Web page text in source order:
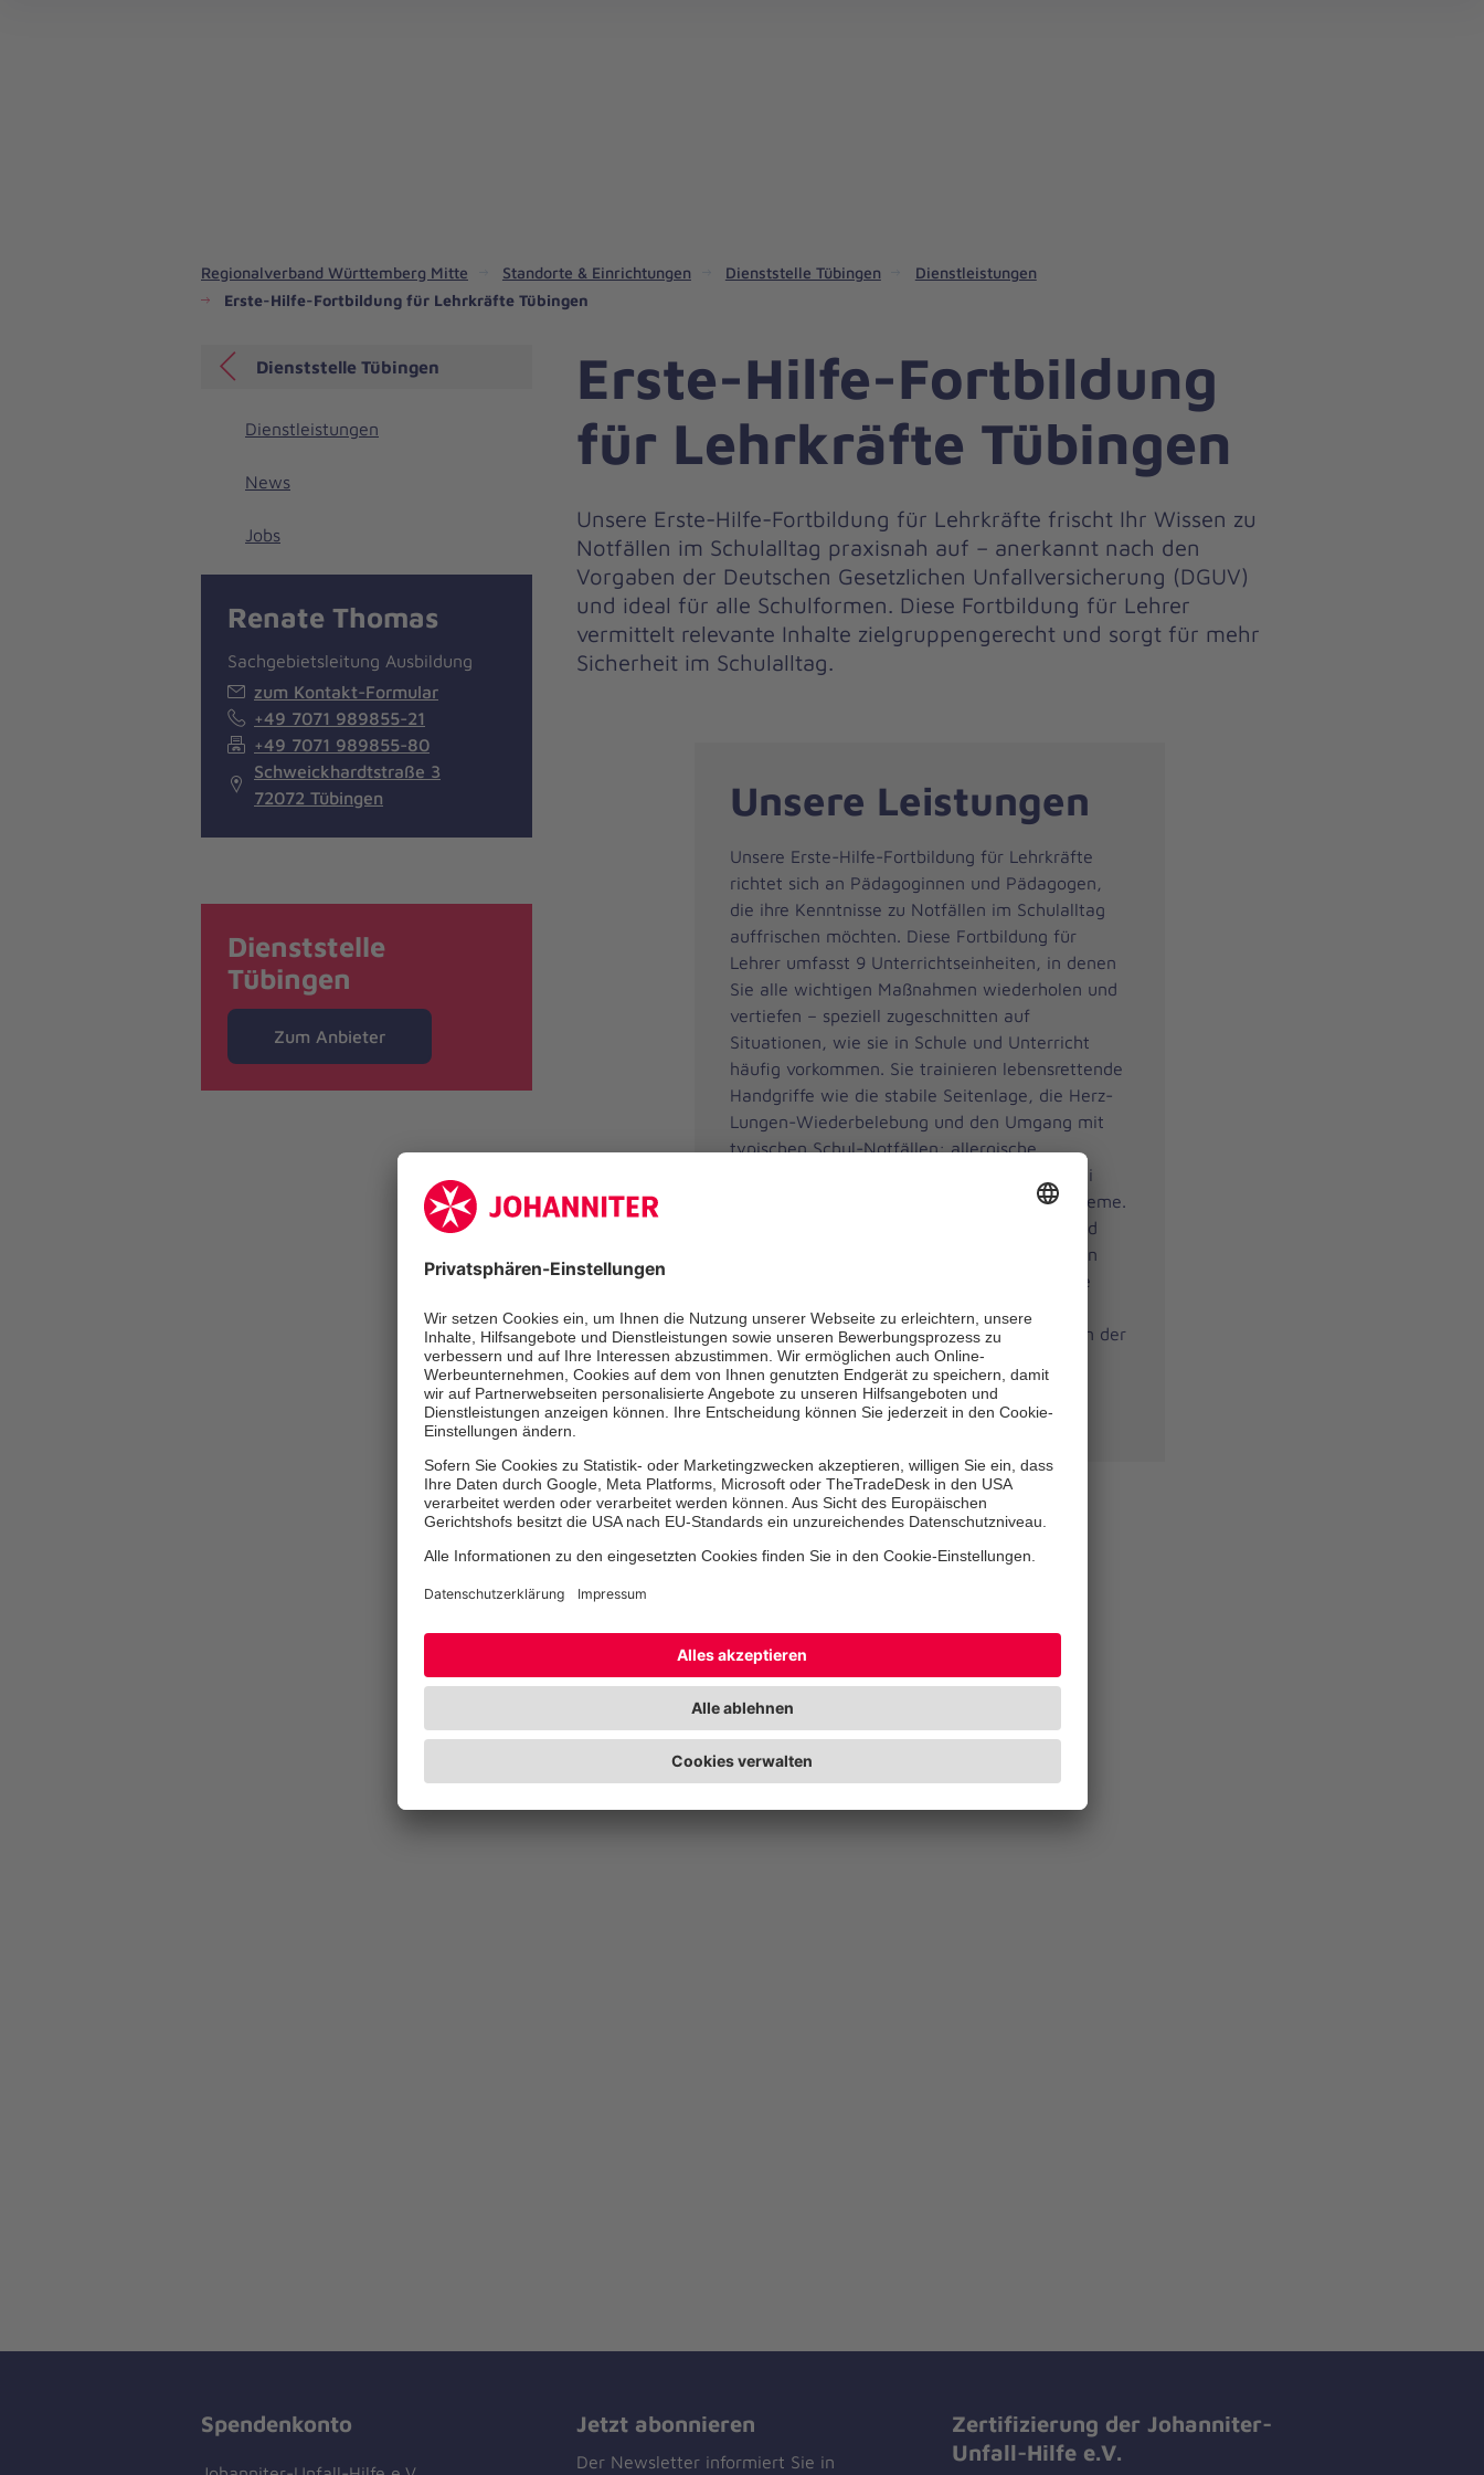
Regionalverband Württemberg Mitte Standorte & Einrichtungen Dienststelle Tübingen
Dienstleistungen
Erste-Hilfe-Fortbildung für Lehrkräfte Tübingen
Erste-Hilfe-Fortbildung
für Lehrkräfte Tübingen
Unsere Erste-Hilfe-Fortbildung für Lehrkräfte frischt Ihr Wissen zu
Notfällen im Schulalltag praxisnah auf – anerkannt nach den
Vorgaben der Deutschen Gesetzlichen Unfallversicherung (DGUV)
und ideal für alle Schulformen. Diese Fortbildung für Lehrer
vermittelt relevante Inhalte zielgruppengerecht und sorgt für mehr
Sicherheit im Schulalltag.
Unsere Leistungen
Unsere Erste-Hilfe-Fortbildung für Lehrkräfte
richtet sich an Pädagoginnen und Pädagogen,
die ihre Kenntnisse zu Notfällen im Schulalltag
auffrischen möchten. Diese Fortbildung für
Lehrer umfasst 9 Unterrichtseinheiten, in denen
Sie alle wichtigen Maßnahmen wiederholen und
vertiefen – speziell zugeschnitten auf
Situationen, wie sie in Schule und Unterricht
häufig vorkommen. Sie trainieren lebensrettende
Handgriffe wie die stabile Seitenlage, die Herz-
Lungen-Wiederbelebung und den Umgang mit
typischen Schul-Notfällen: allergische
Reaktionen, Asthmaanfälle, Verletzungen bei
Schul- und Sportunfällen oder Kreislaufprobleme.
Der Kurs bietet viele praktische Übungen und
realitätsnahe Fallbeispiele. Unsere erfahrenen
Ausbilderinnen und Ausbilder sorgen für eine
Fortbildung ist anerkannt nach den Vorgaben der
Deutschen Gesetzlichen Unfallversicherung
(DGUV) und für alle weiterführenden
Schulformen geeignet.
Dienststelle Tübingen
Dienstleistungen
News
Jobs
Renate Thomas
Sachgebietsleitung Ausbildung
zum Kontakt-Formular
+49 7071 989855-21
+49 7071 989855-80
Schweickhardtstraße 3
72072 Tübingen
Dienststelle
Tübingen
Zum Anbieter
Spendenkonto Jetzt abonnieren
Der Newsletter informiert Sie in
Zertifizierung der Johanniter-
Unfall-Hilfe e.V.